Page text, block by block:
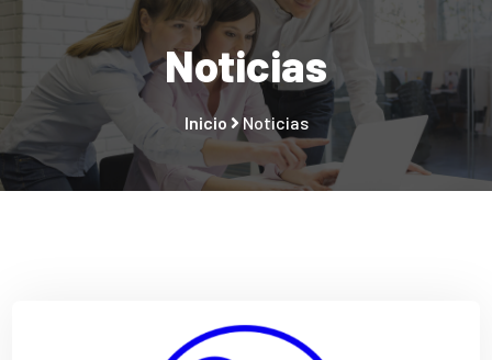
Noticias
Inicio Noticias